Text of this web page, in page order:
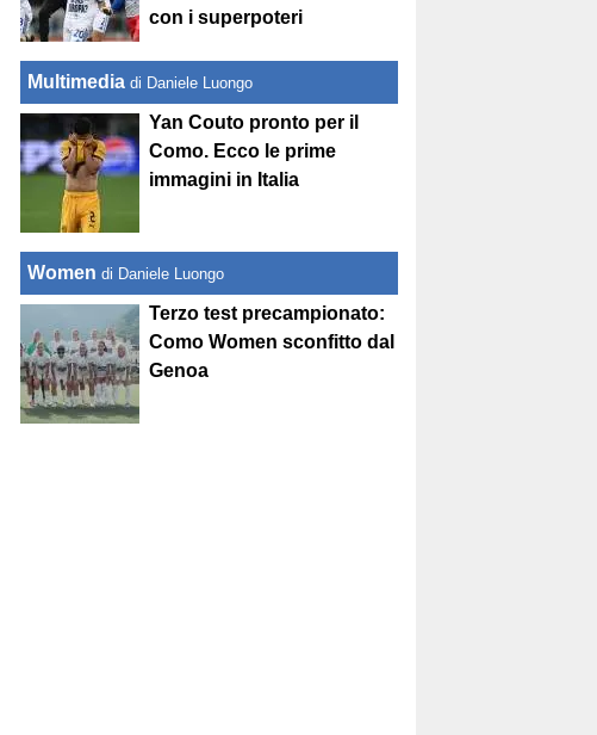
con i superpoteri
Multimedia di Daniele Luongo
Yan Couto pronto per il
Como. Ecco le prime
immagini in Italia
Women di Daniele Luongo
Terzo test precampionato:
Como Women sconfitto dal
Genoa